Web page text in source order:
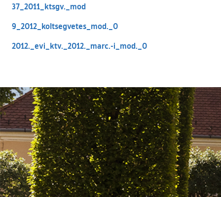
37_2011_ktsgv._mod
9_2012_koltsegvetes_mod._0
2012._evi_ktv._2012._marc.-i_mod._0